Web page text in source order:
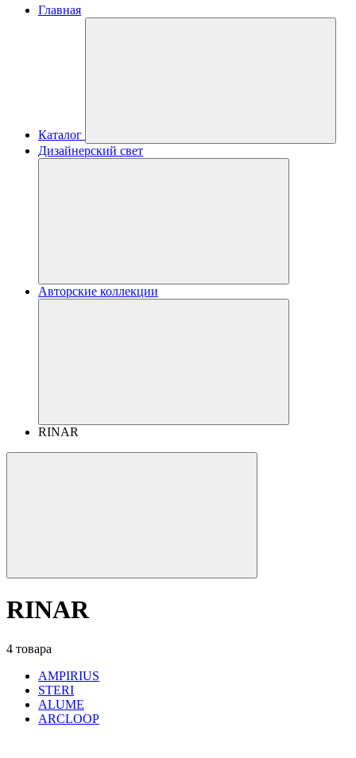
Главная
Каталог
Дизайнерский свет
Авторские коллекции
RINAR
RINAR
4 товара
AMPIRIUS
STERI
ALUME
ARCLOOP